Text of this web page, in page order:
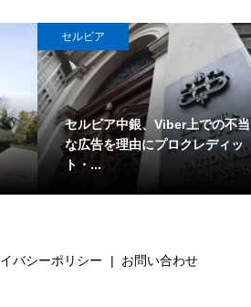
セルビア
セルビア中銀、Viber上での不当
な広告を理由にプロクレディッ
ト・...
バシーポリシー お問い合わせ